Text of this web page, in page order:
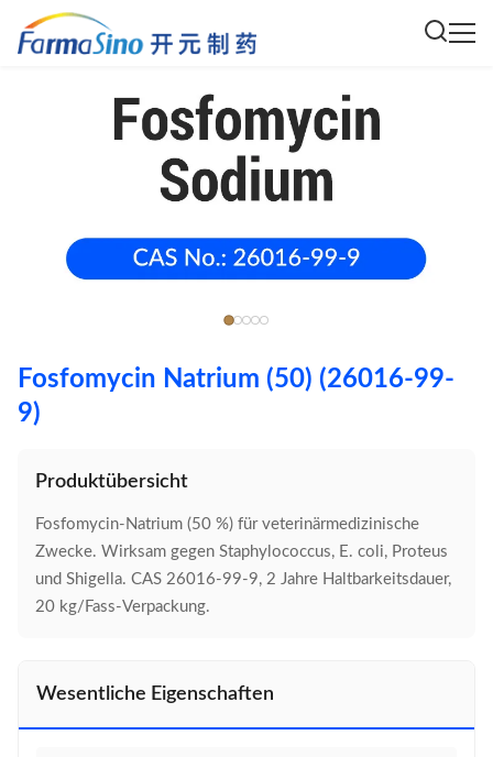
Fosfomycin Natrium (50) (26016-99-
9)
Produktübersicht
Fosfomycin-Natrium (50 %) für veterinärmedizinische
Zwecke. Wirksam gegen Staphylococcus, E. coli, Proteus
und Shigella. CAS 26016-99-9, 2 Jahre Haltbarkeitsdauer,
20 kg/Fass-Verpackung.
Wesentliche Eigenschaften